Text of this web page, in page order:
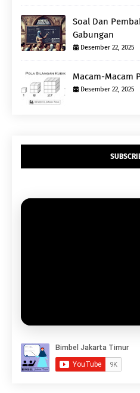
Soal Dan
Gabungan
Desember 22, 2025
Macam-Macam
Desember 22, 2025